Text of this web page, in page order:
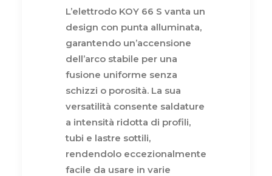
L’elettrodo KOY 66 S vanta un
design con punta alluminata,
garantendo un’accensione
dell’arco stabile per una
fusione uniforme senza
schizzi o porosità. La sua
versatilità consente saldature
a intensità ridotta di profili,
tubi e lastre sottili,
rendendolo eccezionalmente
facile da usare in varie